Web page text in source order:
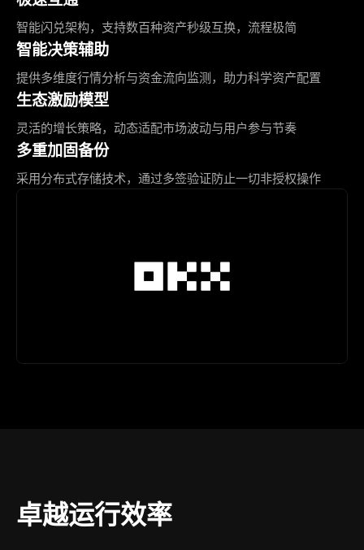
智能闪兑架构，支持数百种资产秒级互换，流程极简
智能决策辅助
提供多维度行情分析与资金流向监测，助力科学资产配置
生态激励模型
灵活的增长策略，动态适配市场波动与用户参与节奏
多重加固备份
采用分布式存储技术，通过多签验证防止一切非授权操作
卓越运行效率